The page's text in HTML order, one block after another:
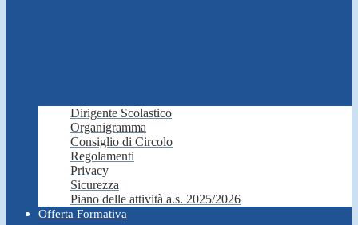
Dirigente Scolastico
Organigramma
Consiglio di Circolo
Regolamenti
Privacy
Sicurezza
Piano delle attività a.s. 2025/2026
Offerta Formativa